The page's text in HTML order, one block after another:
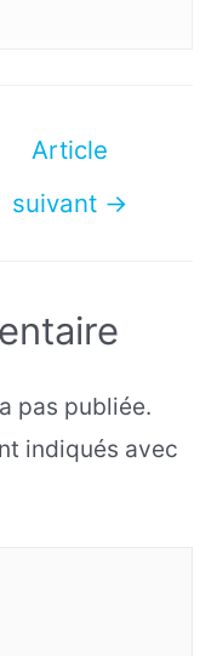
Article
suivant →
pas publiée.
indiqués avec